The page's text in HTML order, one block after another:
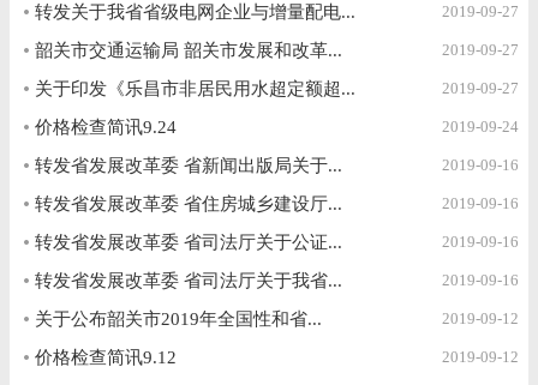
2019-09-27
转发关于我省省级电网企业与增量配电...
2019-09-27
韶关市交通运输局 韶关市发展和改革...
2019-09-27
关于印发《乐昌市非居民用水超定额超...
2019-09-24
价格检查简讯9.24
2019-09-16
转发省发展改革委 省新闻出版局关于...
2019-09-16
转发省发展改革委 省住房城乡建设厅...
2019-09-16
转发省发展改革委 省司法厅关于公证...
2019-09-16
转发省发展改革委 省司法厅关于我省...
2019-09-12
关于公布韶关市2019年全国性和省...
2019-09-12
价格检查简讯9.12